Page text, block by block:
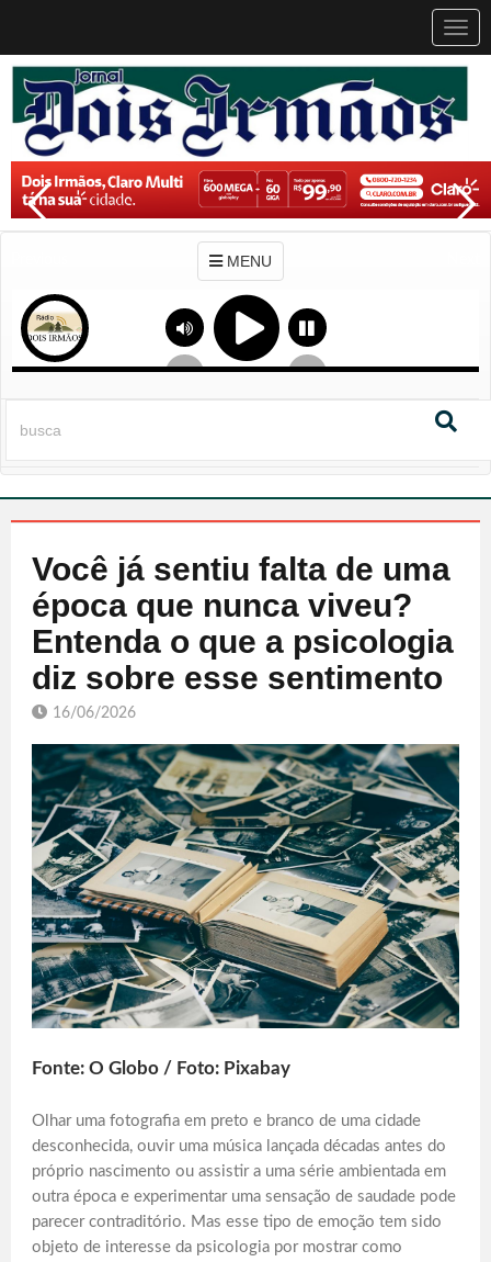
MENU
Você já sentiu falta de uma
época que nunca viveu?
Entenda o que a psicologia
diz sobre esse sentimento
16/06/2026
Fonte: O Globo / Foto: Pixabay
Olhar uma fotografia em preto e branco de uma cidade
desconhecida, ouvir uma música lançada décadas antes do
próprio nascimento ou assistir a uma série ambientada em
outra época e experimentar uma sensação de saudade pode
parecer contraditório. Mas esse tipo de emoção tem sido
objeto de interesse da psicologia por mostrar como